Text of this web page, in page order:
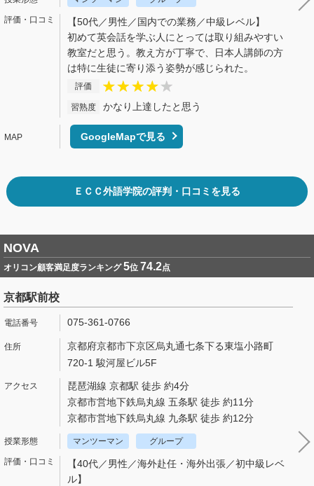
【50代／男性／国内での業務／中級レベル】
初めて英会話を学ぶ人にとっては取り組みやすい
教室だと思う。教え方が丁寧で、日本人講師の方
は特に生徒に寄り添う姿勢が感じられた。
評価
習熟度 かなり上達したと思う
GoogleMapで見る
ＥＣＣ外語学院の評判・口コミを見る
NOVA
オリコン顧客満足度ランキング5位 74.2点
京都駅前校
075-361-0766
京都府京都市下京区烏丸通七条下る東塩小路町
720-1 駿河屋ビル5F
琵琶湖線 京都駅 徒歩 約4分
京都市営地下鉄烏丸線 五条駅 徒歩 約11分
京都市営地下鉄烏丸線 九条駅 徒歩 約12分
マンツーマン グループ
【40代／男性／海外赴任・海外出張／初中級レベ
ル】